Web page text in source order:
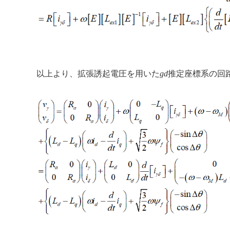
以上より、拡張誘起電圧を用いたgd推定座標系の回